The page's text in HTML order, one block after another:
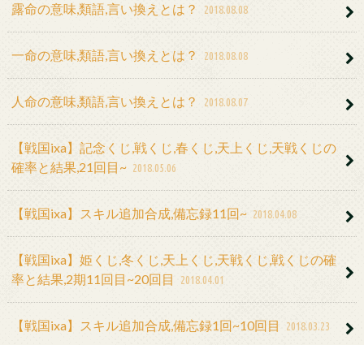
露命の意味,類語,言い換えとは？ 2018.08.08
一命の意味,類語,言い換えとは？ 2018.08.08
人命の意味,類語,言い換えとは？ 2018.08.07
【戦国ixa】記念くじ,戦くじ,春くじ,天上くじ,天戦くじの
確率と結果,21回目~ 2018.05.06
【戦国ixa】スキル追加合成,備忘録11回~ 2018.04.08
【戦国ixa】姫くじ,冬くじ,天上くじ,天戦くじ,戦くじの確
率と結果,2期11回目~20回目
2018.04.01
【戦国ixa】スキル追加合成,備忘録1回~10回目 2018.03.23